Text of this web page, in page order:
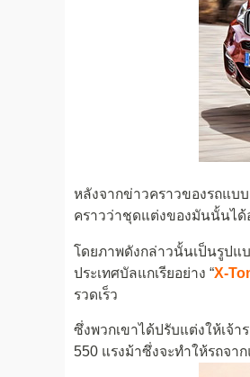
หลังจากข่าวคราวของรถแบบ
คราวว่าชุดแต่งของมันนั้นได้
โดยภาพดังกล่าวนั้นเป็นรูปแ
ประเทศบัลแกเรียอย่าง “X-
รวดเร็ว
ซึ่งพวกเขาได้ปรับแต่งให้เจ้า
550 แรงม้าซึ่งจะทำให้รถจา